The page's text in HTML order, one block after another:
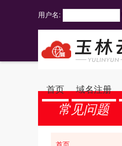
用户名:
首页 域名注册
常见问题
首页